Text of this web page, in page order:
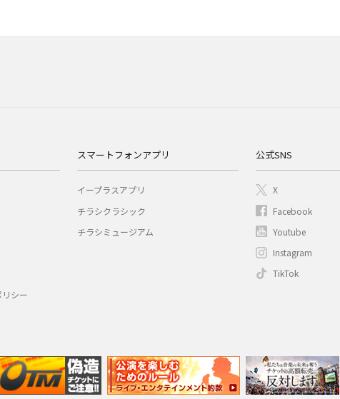
シー
スマートフォンアプリ
イープラスアプリ
チラシクラシック
チラシミュージアム
公式SNS
X
Facebook
Youtube
Instagram
TikTok